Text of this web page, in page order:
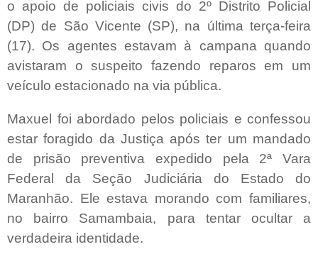
o apoio de policiais civis do 2º Distrito Policial
(DP) de São Vicente (SP), na última terça-feira
(17). Os agentes estavam à campana quando
avistaram o suspeito fazendo reparos em um
veículo estacionado na via pública.
Maxuel foi abordado pelos policiais e confessou
estar foragido da Justiça após ter um mandado
de prisão preventiva expedido pela 2ª Vara
Federal da Seção Judiciária do Estado do
Maranhão. Ele estava morando com familiares,
no bairro Samambaia, para tentar ocultar a
verdadeira identidade.